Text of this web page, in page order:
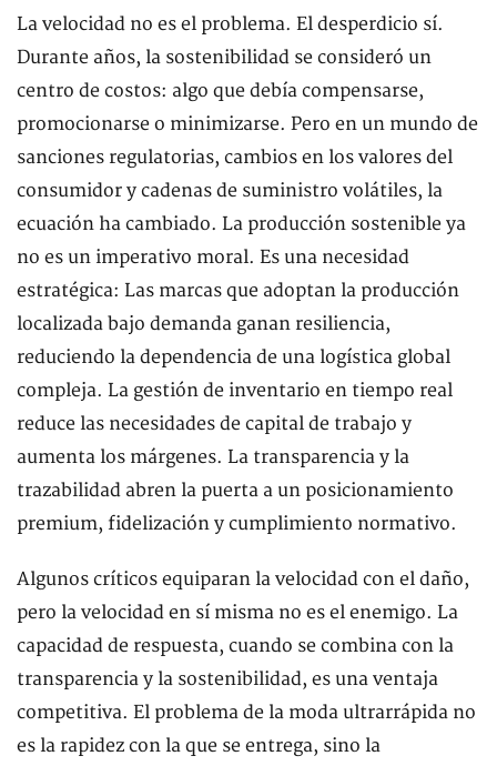
La velocidad no es el problema. El desperdicio sí.
Durante años, la sostenibilidad se consideró un
centro de costos: algo que debía compensarse,
promocionarse o minimizarse. Pero en un mundo de
sanciones regulatorias, cambios en los valores del
consumidor y cadenas de suministro volátiles, la
ecuación ha cambiado. La producción sostenible ya
no es un imperativo moral. Es una necesidad
estratégica: Las marcas que adoptan la producción
localizada bajo demanda ganan resiliencia,
reduciendo la dependencia de una logística global
compleja. La gestión de inventario en tiempo real
reduce las necesidades de capital de trabajo y
aumenta los márgenes. La transparencia y la
trazabilidad abren la puerta a un posicionamiento
premium, fidelización y cumplimiento normativo.
Algunos críticos equiparan la velocidad con el daño,
pero la velocidad en sí misma no es el enemigo. La
capacidad de respuesta, cuando se combina con la
transparencia y la sostenibilidad, es una ventaja
competitiva. El problema de la moda ultrarrápida no
es la rapidez con la que se entrega, sino la